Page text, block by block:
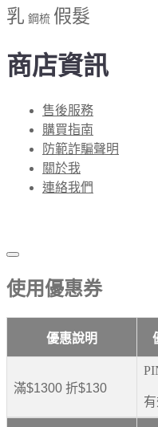
乳 鋼梳 假髮
商店資訊
售後服務
購買指南
防範詐騙聲明
關於我
連絡我們
使用優惠券
優惠說明
滿$1300 折$130